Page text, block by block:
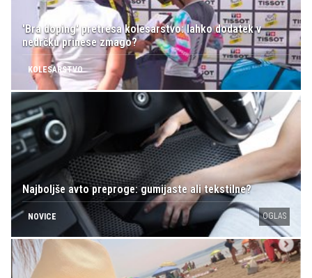
'Bra doping' pretresa kolesarstvo: lahko dodatek v
nedrčku prinese zmago?
KOLESARSTVO
Najboljše avto preproge: gumijaste ali tekstilne?
NOVICE OGLAS